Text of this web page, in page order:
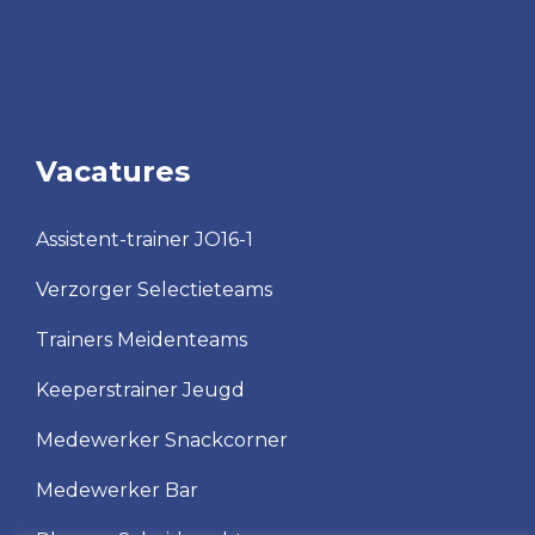
Vacatures
Assistent-trainer JO16-1
Verzorger Selectieteams
Trainers Meidenteams
Keeperstrainer Jeugd
Medewerker Snackcorner
Medewerker Bar